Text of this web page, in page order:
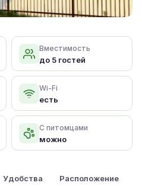
Вместимость
до 5 гостей
Wi-Fi
есть
С питомцами
можно
Удобства Расположение